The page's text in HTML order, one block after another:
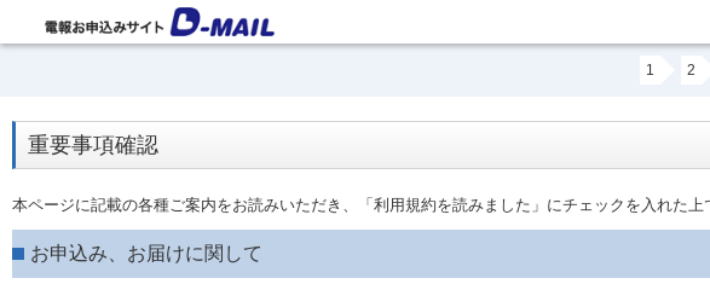
1 2
重要事項確認
本ページに記載の各種ご案内をお読みいただき、「利用規約を読みました」にチェックを入れた上
お申込み、お届けに関して